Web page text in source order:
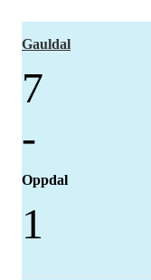
Gauldal
7
-
Oppdal
1